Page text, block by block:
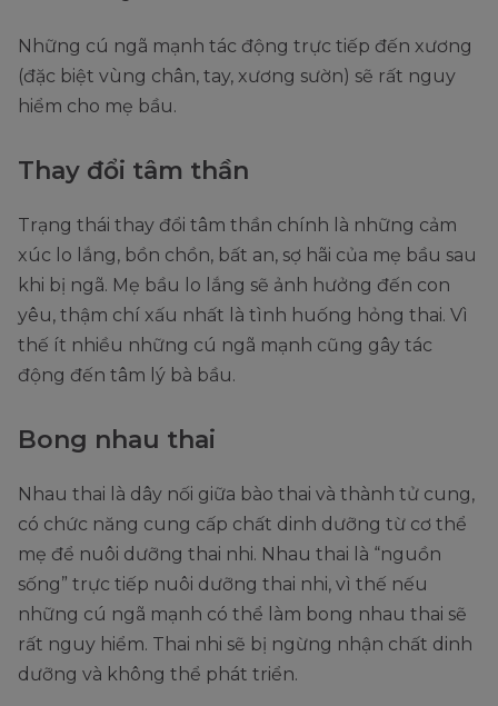
Những cú ngã mạnh tác động trực tiếp đến xương
(đặc biệt vùng chân, tay, xương sườn) sẽ rất nguy
hiểm cho mẹ bầu.
Thay đổi tâm thần
Trạng thái thay đổi tâm thần chính là những cảm
xúc lo lắng, bồn chồn, bất an, sợ hãi của mẹ bầu sau
khi bị ngã. Mẹ bầu lo lắng sẽ ảnh hưởng đến con
yêu, thậm chí xấu nhất là tình huống hỏng thai. Vì
thế ít nhiều những cú ngã mạnh cũng gây tác
động đến tâm lý bà bầu.
Bong nhau thai
Nhau thai là dây nối giữa bào thai và thành tử cung,
có chức năng cung cấp chất dinh dưỡng từ cơ thể
mẹ để nuôi dưỡng thai nhi. Nhau thai là “nguồn
sống” trực tiếp nuôi dưỡng thai nhi, vì thế nếu
những cú ngã mạnh có thể làm bong nhau thai sẽ
rất nguy hiểm. Thai nhi sẽ bị ngừng nhận chất dinh
dưỡng và không thể phát triển.